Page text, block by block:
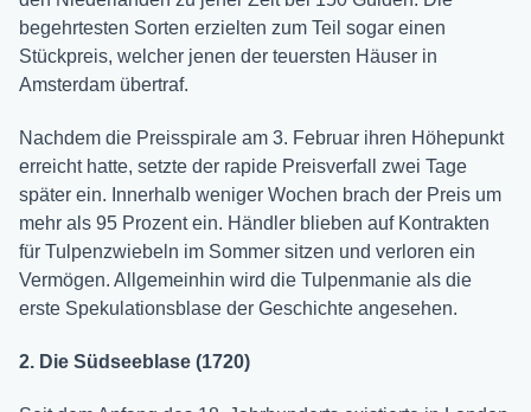
begehrtesten Sorten erzielten zum Teil sogar einen
Stückpreis, welcher jenen der teuersten Häuser in
Amsterdam übertraf.
Nachdem die Preisspirale am 3. Februar ihren Höhepunkt
erreicht hatte, setzte der rapide Preisverfall zwei Tage
später ein. Innerhalb weniger Wochen brach der Preis um
mehr als 95 Prozent ein. Händler blieben auf Kontrakten
für Tulpenzwiebeln im Sommer sitzen und verloren ein
Vermögen. Allgemeinhin wird die Tulpenmanie als die
erste Spekulationsblase der Geschichte angesehen.
2. Die Südseeblase (1720)